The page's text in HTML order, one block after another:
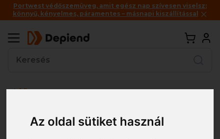
Az oldal sütiket használ
Portwest védőszemüveg, amit egész nap szívesen viselsz:
könnyű, kényelmes, páramentes – másnapi kiszállítással
Vissza
Részletes nézet Egyszerű nézet